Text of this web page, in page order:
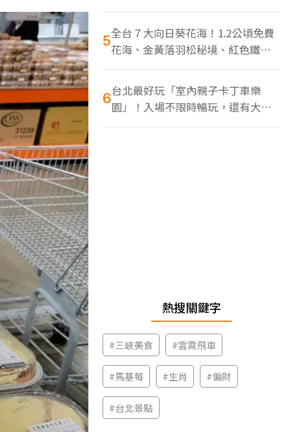
男，百款周邊買翻
5全台７大向日葵花海！1.2公頃免費
花海、金黃落羽松秘境、紅色鐵橋
同框
6台北最好玩「室內親子卡丁車樂
園」！入場不限時暢玩，還有大螢
幕Switch遊戲區
熱搜關鍵字
#三峽美食 #雲霄飛車
#馬基莓 #生肖 #偏財
#台北景點